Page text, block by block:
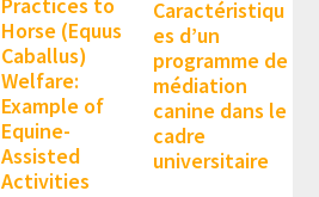
Practices to
Horse (Equus
Caballus)
Welfare:
Example of
Equine-
Assisted
Activities
Caractéristiqu
es d’un
programme de
médiation
canine dans le
cadre
universitaire